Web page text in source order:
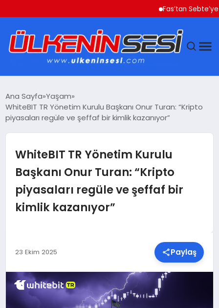
Fas’tan Sebte’ye
EKONOMI
SAĞLIK
YAŞAM
Ana Sayfa Yaşam
WhiteBIT TR Yönetim Kurulu Başkanı Onur Turan: “Kripto
piyasaları regüle ve şeffaf bir kimlik kazanıyor”
WhiteBIT TR Yönetim Kurulu
Başkanı Onur Turan: “Kripto
piyasaları regüle ve şeffaf bir
kimlik kazanıyor”
23 Ekim 2025 Paylaş